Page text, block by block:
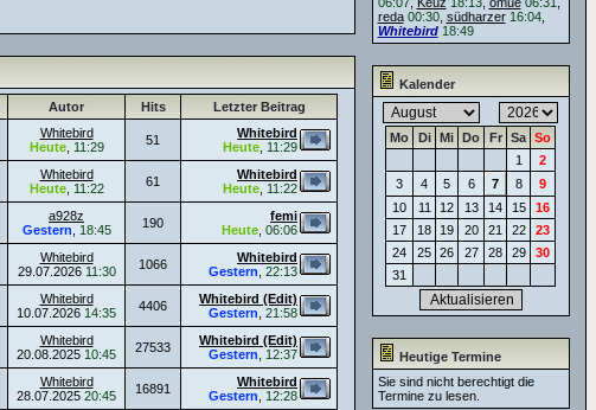
Autor Hits
Letzter Beitrag
Whitebird
Heute, 11:29 51
Whitebird
Heute 11:29
Whitebird
Heute, 11:22 61
Whitebird
Heute 11:22
a928z
Gestern
18:45 190
femi
Heute 06:06
Whitebird
29.07.2026 11:30 1066
Whitebird
Gestern 22:13
Whitebird
10.07.2026 14:35 4406
Whitebird (Edit)
Gestern 21:58
Whitebird
20.08.2025 10:45 27533
Whitebird (Edit)
Gestern
12:37
Whitebird
28.07.2025 20:45 16891
Whitebird
Gestern
12:28
reda 00:30, südharzer 16:04,
Whitebird 18:49
Kalender
Mo Di Mi Do Fr Sa So
1
2
3
4 5 6 7 8
9
10
11 12 13 14 15
16
17
18 19 20 21 22
23
24
25 26 27 28 29
30
31
Heutige Termine
Sie sind nicht berechtigt die
Termine zu lesen.